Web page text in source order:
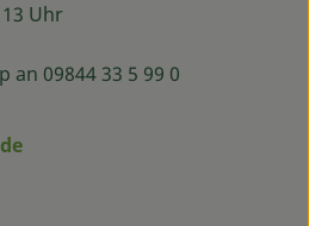
Uhr
an 09844 33 5 99 0